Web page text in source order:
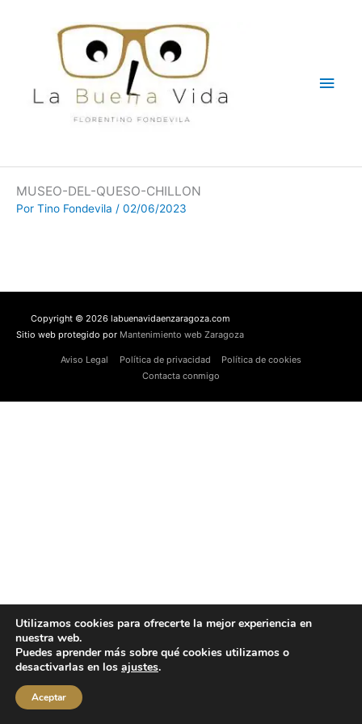
MUSEO-DEL-QUESO-CHILLON
Por Tino Fondevila / 02/06/2023
Copyright © 2026 labuenavidaenzaragoza.com
Sitio web protegido por Mantenimiento web Zaragoza
Aviso Legal Política de privacidad
Política de cookies
Contacta conmigo
Utilizamos cookies para ofrecerte la mejor experiencia en
nuestra web.
Puedes aprender más sobre qué cookies utilizamos o
desactivarlas en los ajustes.
Aceptar